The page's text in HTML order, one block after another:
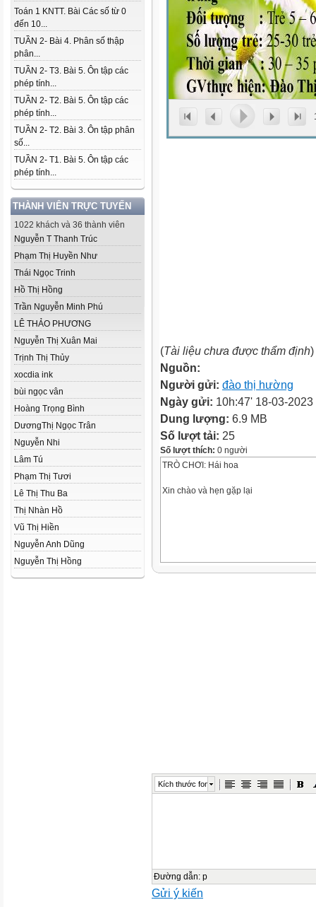
Toán 1 KNTT. Bài Các số từ 0
đến 10...
TUẦN 2- Bài 4. Phân số thập
phân...
TUẦN 2- T3. Bài 5. Ôn tập các
phép tính...
TUẦN 2- T2. Bài 5. Ôn tập các
phép tính...
TUẦN 2- T2. Bài 3. Ôn tập phân
số...
TUẦN 2- T1. Bài 5. Ôn tập các
phép tính...
THÀNH VIÊN TRỰC TUYẾN
1022 khách và 36 thành viên
Nguyễn T Thanh Trúc
Phạm Thị Huyền Như
Thái Ngọc Trinh
Hồ Thị Hồng
Trần Nguyễn Minh Phú
LÊ THẢO PHƯƠNG
Nguyễn Thị Xuân Mai
Trịnh Thị Thủy
xocdia ink
bùi ngọc vân
Hoàng Trọng Bình
DươngThị Ngọc Trân
Nguyễn Nhi
Lâm Tú
Phạm Thị Tươi
Lê Thị Thu Ba
Thị Nhàn Hồ
Vũ Thị Hiền
Nguyễn Anh Dũng
Nguyễn Thị Hồng
(Tài liệu chưa được thẩm định)
Nguồn:
Người gửi: đào thị hường
Ngày gửi: 10h:47' 18-03-2023
Dung lượng: 6.9 MB
Số lượt tải: 25
Số lượt thích: 0 người
TRÒ CHƠI: Hái hoa
Xin chào và hẹn gặp lại
Kích thước font
Đường dẫn: p
Gửi ý kiến